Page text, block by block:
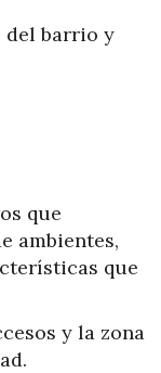
del barrio y
que
ambientes,
que
y la zona